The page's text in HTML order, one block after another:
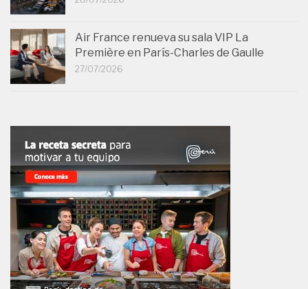
Air France renueva su sala VIP La
Première en París-Charles de Gaulle
27/07/2026